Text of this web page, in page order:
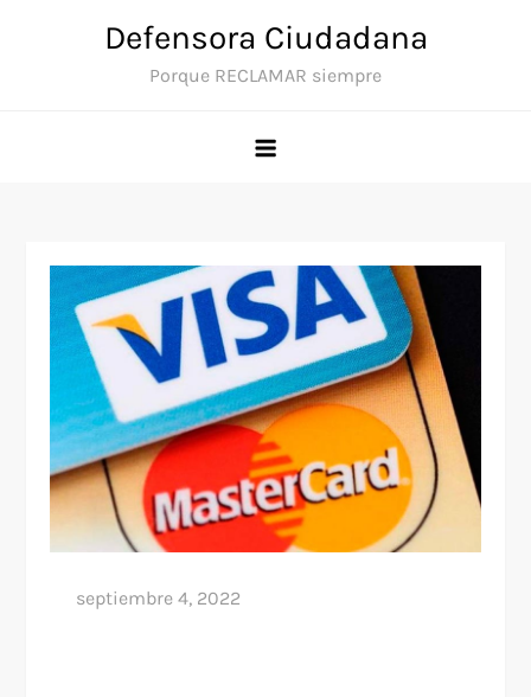
Defensora Ciudadana
Porque RECLAMAR siempre